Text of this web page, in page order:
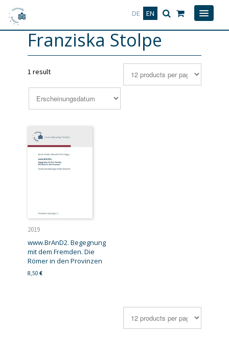
DE EN
Deutsch
Franziska Stolpe
1 result
2019
www.BrAnD2. Begegnung
mit dem Fremden. Die
Römer in den Provinzen
8,50 €